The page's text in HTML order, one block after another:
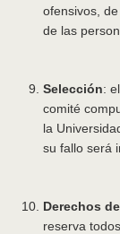
ofensivos,
de las
Selección:
comité
la
su fallo será
Derechos
reserva